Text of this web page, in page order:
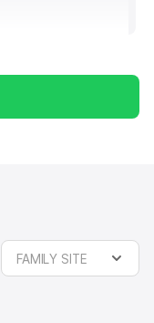
적으로 개인정보를 수집
있어서 「개인정보
및
동의일로부터
2년
FAMILY SITE